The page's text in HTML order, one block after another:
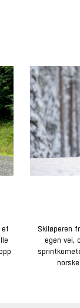
et
Skiløperen
egen vei,